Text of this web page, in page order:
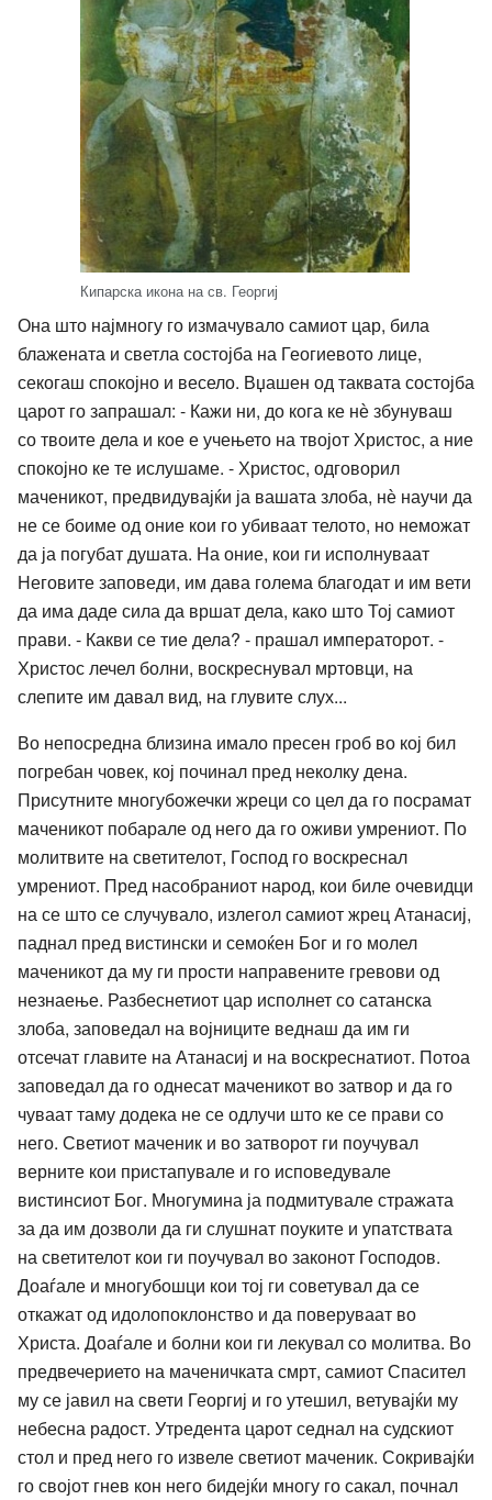
Кипарска икона на св. Георгиј
Она што најмногу го измачувало самиот цар, била
блажената и светла состојба на Геогиевото лице,
секогаш спокојно и весело. Вџашен од таквата состојба
царот го запрашал: - Кажи ни, до кога ке нѐ збунуваш
со твоите дела и кое е учењето на твојот Христос, а ние
спокојно ке те ислушаме. - Христос, одговорил
маченикот, предвидувајќи ја вашата злоба, нѐ научи да
не се боиме од оние кои го убиваат телото, но неможат
да ја погубат душата. На оние, кои ги исполнуваат
Неговите заповеди, им дава голема благодат и им вети
да има даде сила да вршат дела, како што Тој самиот
прави. - Какви се тие дела? - прашал императорот. -
Христос лечел болни, воскреснувал мртовци, на
слепите им давал вид, на глувите слух...
Во непосредна близина имало пресен гроб во кој бил
погребан човек, кој починал пред неколку дена.
Присутните многубожечки жреци со цел да го посрамат
маченикот побарале од него да го оживи умрениот. По
молитвите на светителот, Господ го воскреснал
умрениот. Пред насобраниот народ, кои биле очевидци
на се што се случувало, излегол самиот жрец Атанасиј,
паднал пред вистински и семоќен Бог и го молел
маченикот да му ги прости направените гревови од
незнаење. Разбеснетиот цар исполнет со сатанска
злоба, заповедал на војниците веднаш да им ги
отсечат главите на Атанасиј и на воскреснатиот. Потоа
заповедал да го однесат маченикот во затвор и да го
чуваат таму додека не се одлучи што ке се прави со
него. Светиот маченик и во затворот ги поучувал
верните кои пристапувале и го исповедувале
вистинсиот Бог. Многумина ја подмитувале стражата
за да им дозволи да ги слушнат поуките и упатствата
на светителот кои ги поучувал во законот Господов.
Доаѓале и многубошци кои тој ги советувал да се
откажат од идолопоклонство и да поверуваат во
Христа. Доаѓале и болни кои ги лекувал со молитва. Во
предвечерието на маченичката смрт, самиот Спасител
му се јавил на свети Георгиј и го утешил, ветувајќи му
небесна радост. Утредента царот седнал на судскиот
стол и пред него го извеле светиот маченик. Сокривајќи
го својот гнев кон него бидејќи многу го сакал, почнал